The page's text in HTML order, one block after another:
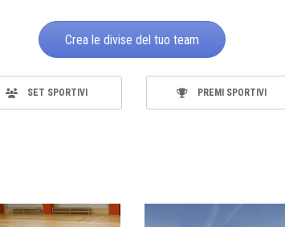
Crea le divise del tuo team
SET SPORTIVI PREMI SPORTIVI